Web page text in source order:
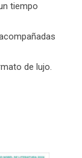
tiempo
de lujo.